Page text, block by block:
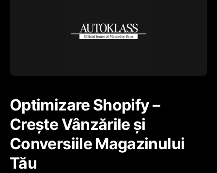
Optimizare Shopify –
Crește Vânzările și
Conversiile Magazinului
Tău